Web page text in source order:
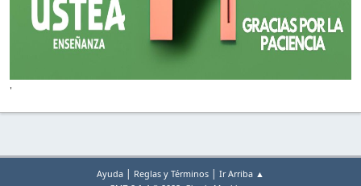
'
Ayuda | Reglas y Términos | Ir Arriba ▲